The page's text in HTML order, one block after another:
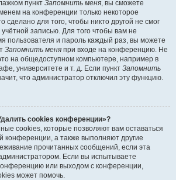
пункт Запомнить меня, вы сможете
на конференции только некоторое
сделано для того, чтобы никто другой не смог
записью. Для того чтобы вам не
пользователя и пароль каждый раз, вы можете
Запомнить меня при входе на конференцию. Не
на общедоступном компьютере, например в
университете и т. д. Если пункт Запомнить
что администратор отключил эту функцию.
cookies конференции»?
cookies, которые позволяют вам оставаться
конференции, а также выполняют другие
прочитанных сообщений, если эта
Если вы испытываете
или выходом с конференции,
может помочь.